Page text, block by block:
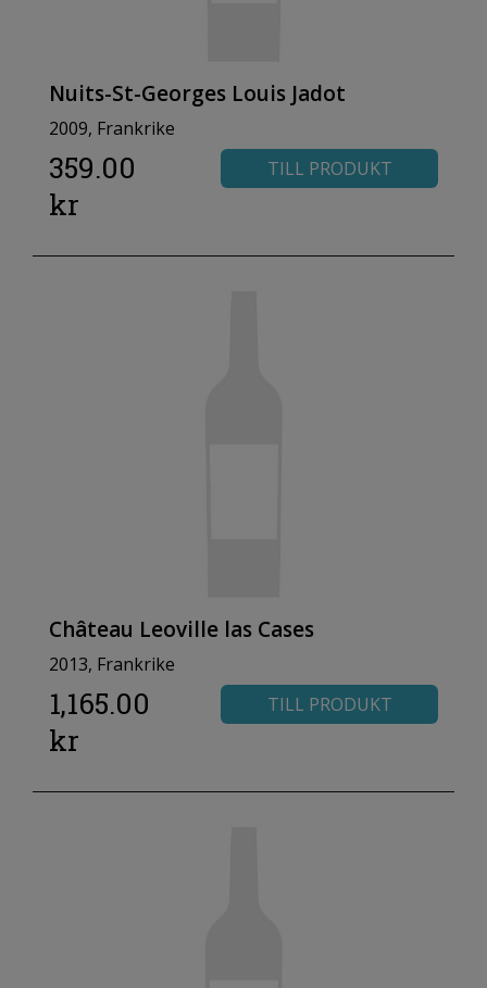
Nuits-St-Georges Louis Jadot
2009, Frankrike
359.00
kr
TILL PRODUKT
Château Leoville las Cases
2013, Frankrike
1,165.00
kr
TILL PRODUKT